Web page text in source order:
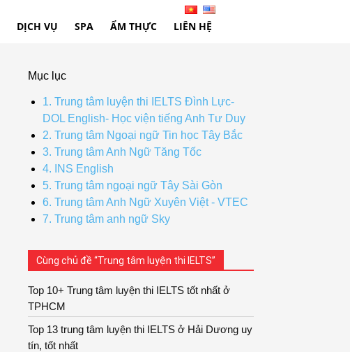
DỊCH VỤ SPA ẨM THỰC LIÊN HỆ
Mục lục
1. Trung tâm luyện thi IELTS Đình Lực-
DOL English- Học viện tiếng Anh Tư Duy
2. Trung tâm Ngoại ngữ Tin học Tây Bắc
3. Trung tâm Anh Ngữ Tăng Tốc
4. INS English
5. Trung tâm ngoại ngữ Tây Sài Gòn
6. Trung tâm Anh Ngữ Xuyên Việt - VTEC
7. Trung tâm anh ngữ Sky
Cùng chủ đề “Trung tâm luyện thi IELTS”
Top 10+ Trung tâm luyện thi IELTS tốt nhất ở
TPHCM
Top 13 trung tâm luyện thi IELTS ở Hải Dương uy
tín, tốt nhất